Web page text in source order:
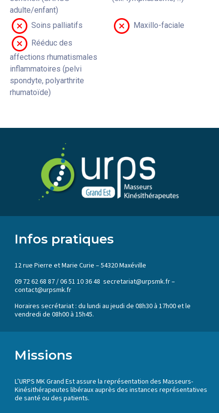
adulte/enfant)
Soins palliatifs
Maxillo-faciale
Rééduc des
affections rhumatismales
inflammatoires (pelvi
spondyte, polyarthrite
rhumatoïde)
Infos pratiques
12 rue Pierre et Marie Curie – 54320 Maxéville
09 72 62 68 87 / 06 51 10 36 48 secretariat@urpsmk.fr –
contact@urpsmk.fr
Horaires secrétariat : du lundi au jeudi de 08h30 à 17h00 et le
vendredi de 08h00 à 15h45.
Missions
L’URPS MK Grand Est assure la représentation des Masseurs-
Kinésithérapeutes libéraux auprès des instances représentatives
de santé ou des patients.